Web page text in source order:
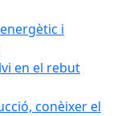
i
en el rebut
conèixer el